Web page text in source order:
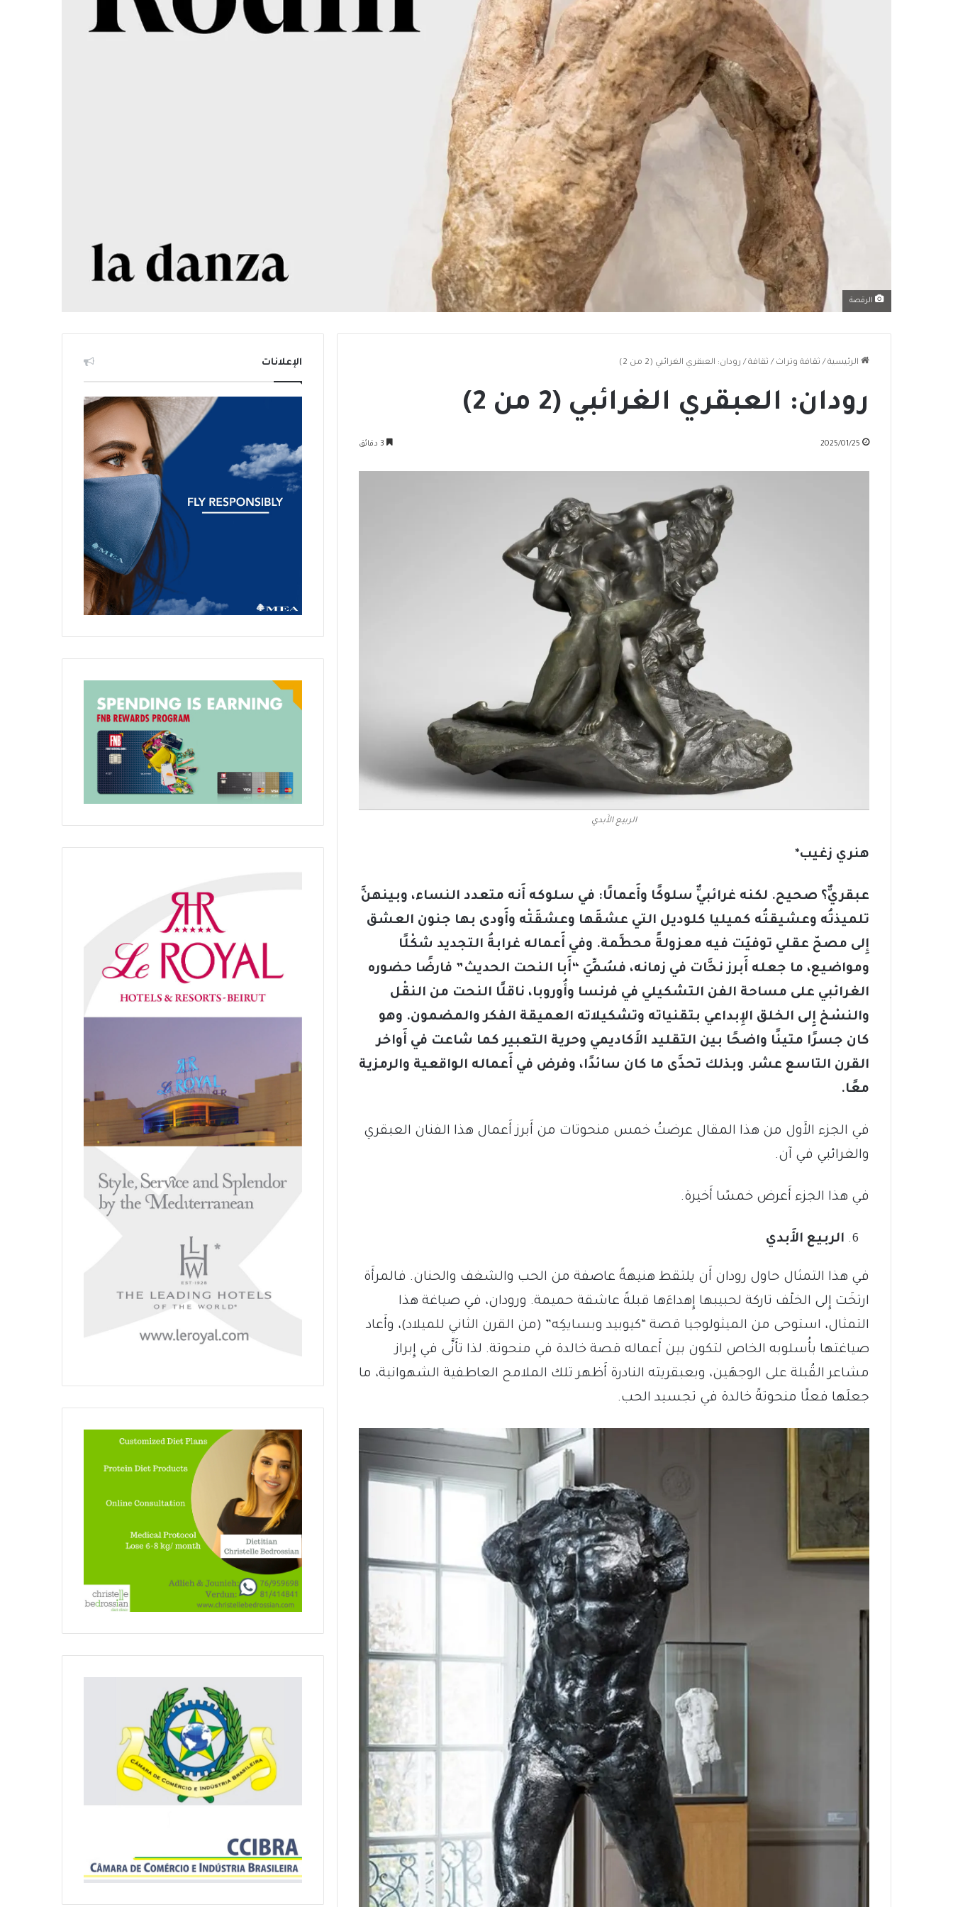
الرقصة
الرئيسية / ثقافة وتراث / ثقافة / رودان: العبقري الغرائبي (2 من 2)
رودان: العبقري الغرائبي (2 من 2)
2025/01/25
الربيع الأَبدي
هنري زغيب*
عبقريٌّ؟ صحيح. لكنه غرائبيٌّ سلوكًا وأَعمالًا: في سلوكه أَنه متعدد النساء، وبينهنَّ
تلميذتُه وعشيقتُه كميليا كلوديل التي عشقَها وعشقَتْه وأَودى بها جنون العشق
إِلى مصحّ عقلي توفيَت فيه معزولةً محطَّمة. وفي أَعماله غرابةُ التجديد شكْلًا
ومواضيع، ما جعله أَبرز نحَّات في زمانه، فسُمِّيَ “أَبا النحت الحديث” فارضًا حضوره
الغرائبي على مساحة الفن التشكيلي في فرنسا وأُوروبا، ناقلًا النحت من النقْل
والنسْخ إِلى الخلق الإِبداعي بتقنياته وتشكيلاته العميقة الفكر والمضمون. وهو
كان جسرًا متينًا واضحًا بين التقليد الأَكاديمي وحرية التعبير كما شاعت في أَواخر
القرن التاسع عشر. وبذلك تحدَّى ما كان سائدًا، وفرض في أَعماله الواقعية والرمزية
معًا.
في الجزء الأَول من هذا المقال عرضتُ خمس منحوتات من أَبرز أَعمال هذا الفنان العبقري
والغرائبي في آن.
في هذا الجزء أَعرض خمسًا أَخيرة.
الربيع الأَبدي
في هذا التمثال حاول رودان أَن يلتقط هنيهةً عاصفة من الحب والشغف والحنان. فالمرأَة
ارتخَت إِلى الخلْف تاركة لحبيبها إِهداءَها قبلةً عاشقة حميمة. ورودان، في صياغة هذا
التمثال، استوحى من الميثولوجيا قصة “كيوبيد وبسايكِه” (من القرن الثاني للميلاد)، وأَعاد
صياغتها بأُسلوبه الخاص لتكون بين أَعماله قصة خالدة في منحوتة. لذا تأَنَّى في إِبراز
مشاعر القُبلة على الوجهَين، وبعبقريته النادرة أَظهر تلك الملامح العاطفية الشهوانية، ما
جعلَها فعلًا منحوتةً خالدة في تجسيد الحب.
الإعلانات